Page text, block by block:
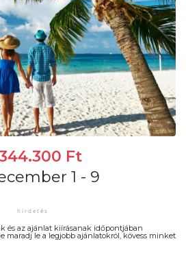
Ft
1 - 9
és az ajánlat kiírásanak időpontjában
maradj le a legjobb ajánlatokról, kövess minket